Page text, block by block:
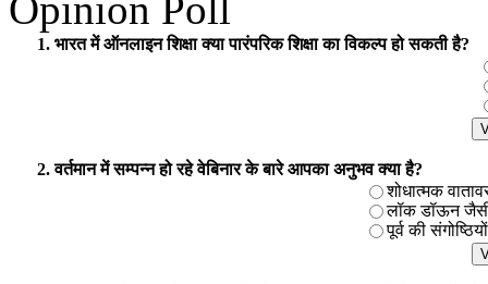
1. भारत में ऑनलाइन शिक्षा क्या पारंपरिक शिक्षा का विकल्प हो सकती है?
2. वर्तमान में सम्पन्न हो रहे वेबिनार के बारे आपका अनुभव क्या है?
शोधात्मक
लॉक डॉऊन जैसी
पूर्व की